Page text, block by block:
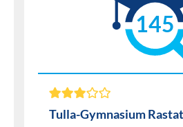
145
Tulla-Gymnasium